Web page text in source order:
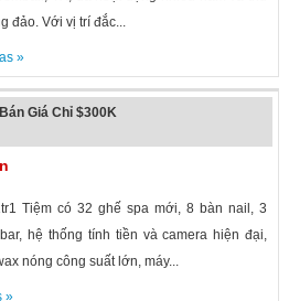
đảo. Với vị trí đắc...
»
Giá Chỉ $300K
Tiệm có 32 ghế spa mới, 8 bàn nail, 3
hệ thống tính tiền và camera hiện đại,
nóng công suất lớn, máy...
»